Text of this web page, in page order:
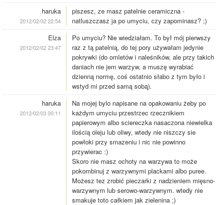
haruka
2012/02/02 22:54
piszesz, ze masz patelnie ceramiczna -
natluszczasz ja po umyciu, czy zapominasz? ;)
Elza
2012/02/02 23:47
Po umyciu? Nie wiedziałam. To był mój pierwszy
raz z tą patelnią, do tej pory używałam jedynie
pokrywki (do omletów i naleśników, ale przy takich
daniach nie jem warzyw, a muszę wyrabiać
dzienną normę, coś ostatnio słabo z tym było i
wstyd mi przed samą sobą).
haruka
2012/02/03 00:11
Na mojej bylo napisane na opakowaniu żeby po
każdym umyciu przestrzec rzecznikiem
papierowym albo sciereczka nasaczona niewielka
ilością oleju lub oliwy, wtedy nie niszczy sie
powłoki przy smazeniu i nic nie powinno
przywierac :)
Skoro nie masz ochoty na warzywa to może
pokombinuj z warzywnymi plackami albo puree.
Możesz tez zrobić pieczarki z nadzieniem mięsno-
warzywnym lub serowo-warzywnym. wtedy nie
smakuje toto całkiem jak zielenina ;)